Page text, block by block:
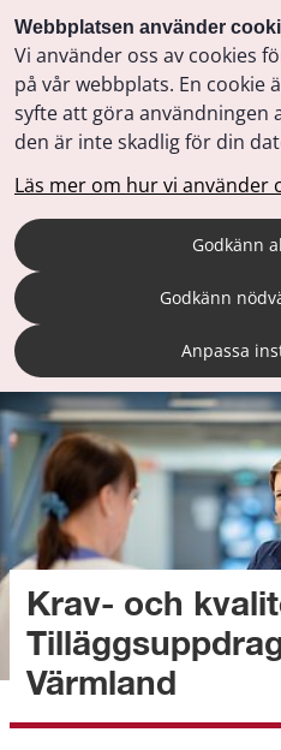
Webbplatsen använder
Vi använder oss av cookies
på vår webbplats. En cookie
syfte att göra användningen
den är inte skadlig för din
Läs mer om hur vi använder
Godkänn
Godkänn
Anpassa
Krav- och
Värmland